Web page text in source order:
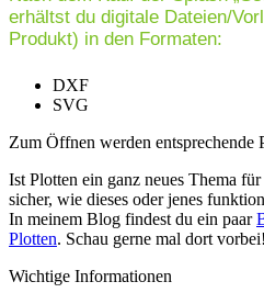
erhältst du digitale Dateien/
Produkt) in den Formaten:
DXF
SVG
Zum Öffnen werden entsprechende
Ist Plotten ein ganz neues Thema
sicher, wie dieses oder jenes
In meinem Blog findest du ein paar
Plotten. Schau gerne mal dort vorbei!
Wichtige Informationen